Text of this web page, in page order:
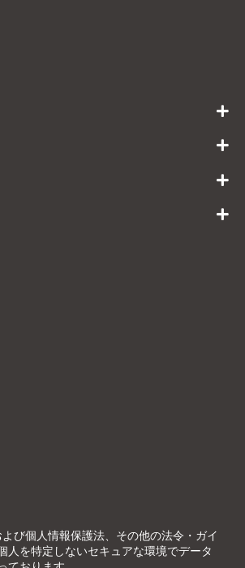
び個人情報保護法、その他の法令・ガイ
人を特定しないセキュアな環境でデータ